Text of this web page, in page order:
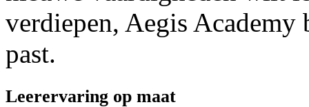
verdiepen, Aegis
past.
Leerervaring op maat